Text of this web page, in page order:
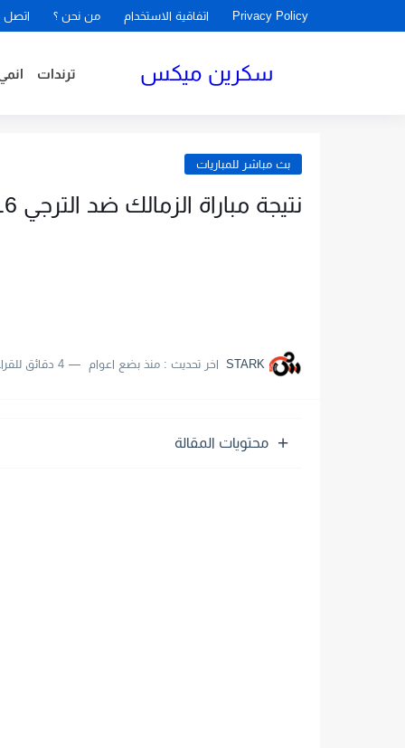
Privacy Policy اتفاقية الاستخدام من نحن ؟ اتصل
سكرين ميكس ترندات
بث مباشر للمباريات
نتيجة مباراة الزمالك ضد الترجي 16-03-2021
STARK اخر تحديث :منذ بضع اعوام 4 دقائق للقراءة
محتويات المقالة